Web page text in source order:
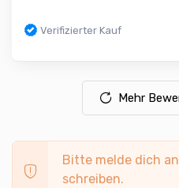
Verifizierter Kauf
Mehr
Bitte melde dich
schreiben.